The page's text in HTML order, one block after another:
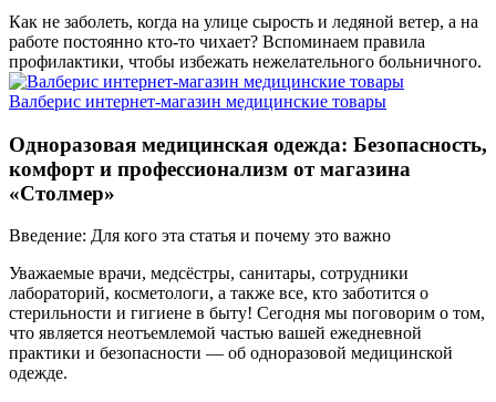
Как не заболеть, когда на улице сырость и ледяной ветер, а на
работе постоянно кто-то чихает? Вспоминаем правила
профилактики, чтобы избежать нежелательного больничного.
Валберис интернет-магазин медицинские товары
Одноразовая медицинская одежда: Безопасность,
комфорт и профессионализм от магазина
«Столмер»
Введение: Для кого эта статья и почему это важно
Уважаемые врачи, медсёстры, санитары, сотрудники
лабораторий, косметологи, а также все, кто заботится о
стерильности и гигиене в быту! Сегодня мы поговорим о том,
что является неотъемлемой частью вашей ежедневной
практики и безопасности — об одноразовой медицинской
одежде.